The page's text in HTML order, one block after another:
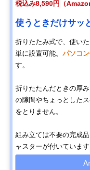
税込み8,590円（
使うときだけサッ
折りたたみ式で、使い
単に設置可能。 パソコ
す。
折りたたんだときの厚
の隙間やちょっとした
をとりません。
組み立ては不要の完成
ャスターが付いています